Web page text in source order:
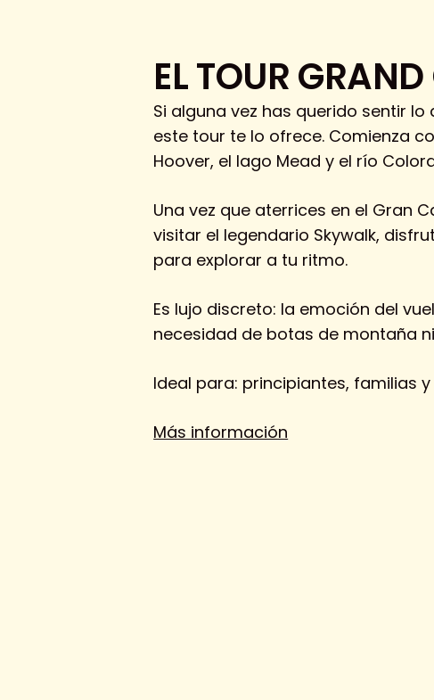
EL TOUR
Si alguna vez has querido sentir
este tour te lo ofrece. Comienza
Hoover, el lago Mead y el río
Una vez que aterrices en el Gran
visitar el legendario Skywalk,
para explorar a tu ritmo.
Es lujo discreto: la emoción del
necesidad de botas de montaña
Ideal para: principiantes, familias
Más información